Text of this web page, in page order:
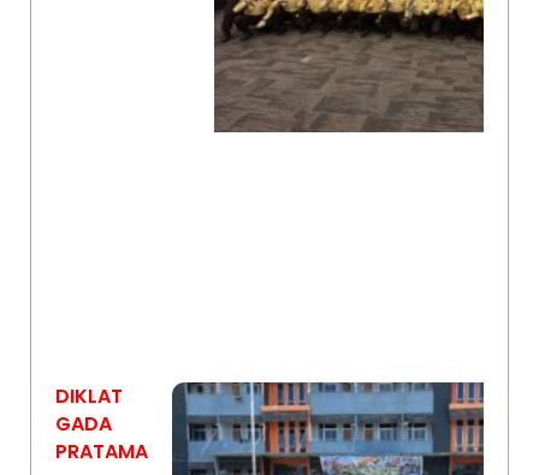
DIKLAT
GADA
PRATAMA